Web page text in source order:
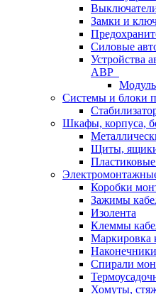
Замки и
Силовые
Устройства
АВР
Системы и блоки
Шкафы, корпуса,
Щиты,
Коробки
Зажимы
Изолента
Клеммы
Маркировка
Спирали
Хомуты,